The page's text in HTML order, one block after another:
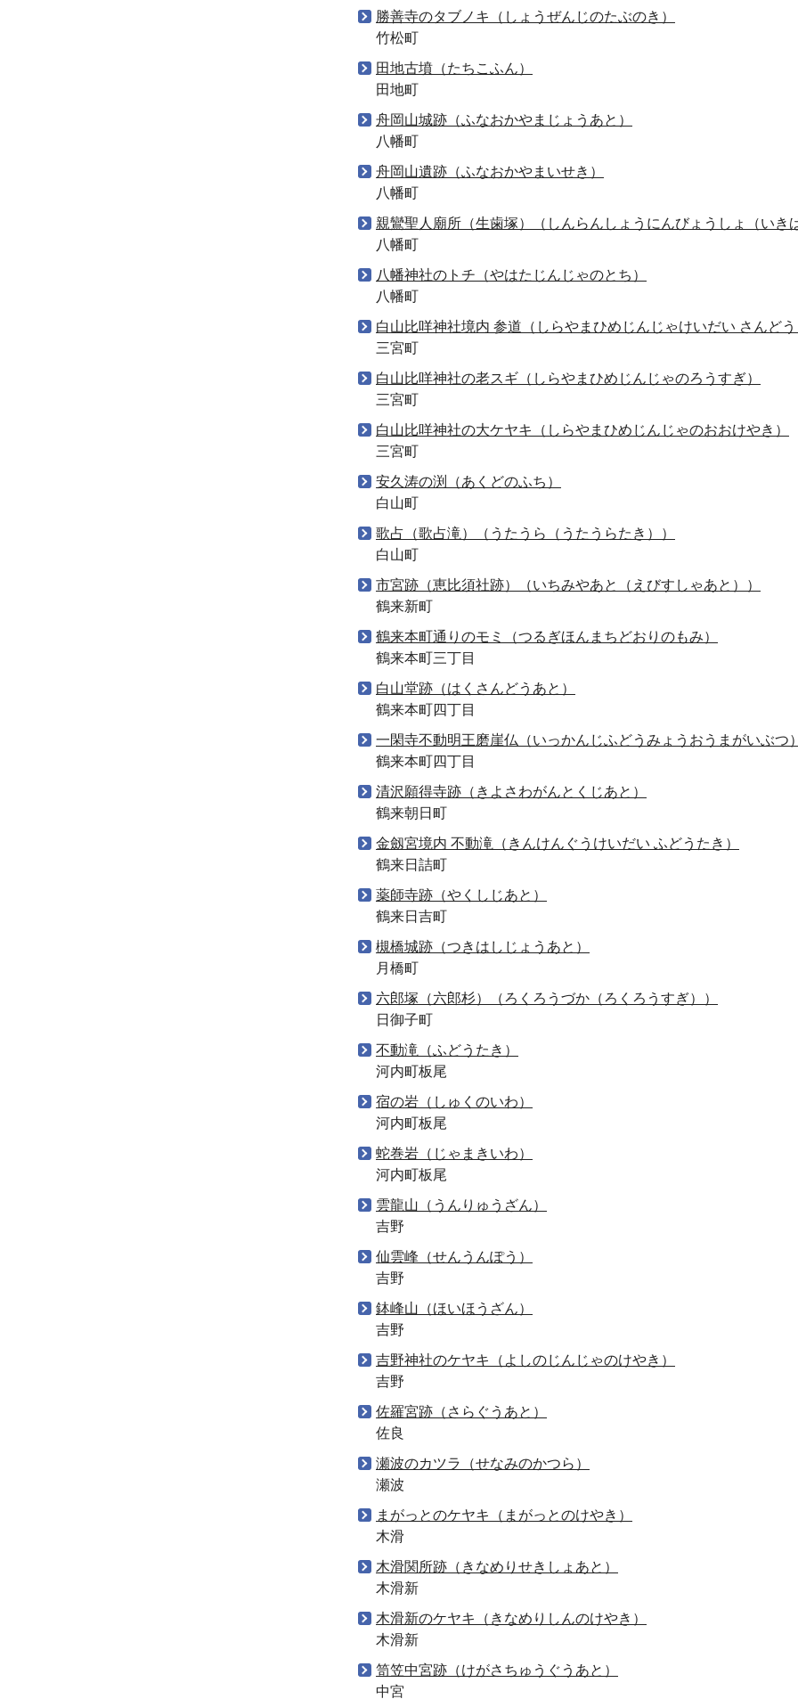
勝善寺のタブノキ（しょうぜんじのたぶのき）
竹松町
田地古墳（たちこふん）
田地町
舟岡山城跡（ふなおかやまじょうあと）
八幡町
舟岡山遺跡（ふなおかやまいせき）
八幡町
親鸞聖人廟所（生歯塚）（しんらんしょうにんびょうしょ（いき
八幡町
八幡神社のトチ（やはたじんじゃのとち）
八幡町
白山比咩神社境内 参道（しらやまひめじんじゃけいだい さんどう
三宮町
白山比咩神社の老スギ（しらやまひめじんじゃのろうすぎ）
三宮町
白山比咩神社の大ケヤキ（しらやまひめじんじゃのおおけやき）
三宮町
安久涛の渕（あくどのふち）
白山町
歌占（歌占滝）（うたうら（うたうらたき））
白山町
市宮跡（恵比須社跡）（いちみやあと（えびすしゃあと））
鶴来新町
鶴来本町通りのモミ（つるぎほんまちどおりのもみ）
鶴来本町三丁目
白山堂跡（はくさんどうあと）
鶴来本町四丁目
一閑寺不動明王磨崖仏（いっかんじふどうみょうおうまがいぶつ）
鶴来本町四丁目
清沢願得寺跡（きよさわがんとくじあと）
鶴来朝日町
金劔宮境内 不動滝（きんけんぐうけいだい ふどうたき）
鶴来日詰町
薬師寺跡（やくしじあと）
鶴来日吉町
槻橋城跡（つきはしじょうあと）
月橋町
六郎塚（六郎杉）（ろくろうづか（ろくろうすぎ））
日御子町
不動滝（ふどうたき）
河内町板尾
宿の岩（しゅくのいわ）
河内町板尾
蛇巻岩（じゃまきいわ）
河内町板尾
雲龍山（うんりゅうざん）
吉野
仙雲峰（せんうんぽう）
吉野
鉢峰山（ほいほうざん）
吉野
吉野神社のケヤキ（よしのじんじゃのけやき）
吉野
佐羅宮跡（さらぐうあと）
佐良
瀬波のカツラ（せなみのかつら）
瀬波
まがっとのケヤキ（まがっとのけやき）
木滑
木滑関所跡（きなめりせきしょあと）
木滑新
木滑新のケヤキ（きなめりしんのけやき）
木滑新
笥笠中宮跡（けがさちゅうぐうあと）
中宮